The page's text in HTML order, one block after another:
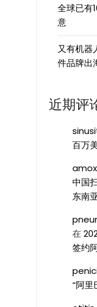
全球已有
意
又有机器
件品牌出
近期评
百万
中国
东南
在
签约
“阿里